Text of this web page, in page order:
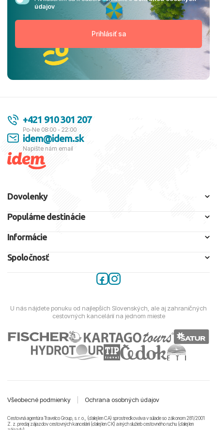
údajov
+421 910 301 207
Po-Ne 08:00 - 22:00
idem@idem.sk
Napíšte nám email
Dovolenky
Populárne destinácie
Informácie
Spoločnosť
U nás nájdete ponuku od najlepších Slovenských, ale aj zahraničných
cestovných kancelárií na jednom mieste
Všeobecné podmienky Ochrana osobných údajov
Cestovná agentúra Travelco Group, s. r. o., (ďalej len CA) sprostredkováva v súlade so zákonom 281/2001
Z. z. predaj zájazdov cestovných kancelárii (ďalej len CK) a iných služieb cestovného ruchu (ďalej len
zájazdy).